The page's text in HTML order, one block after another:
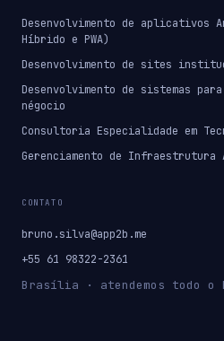
Desenvolvimento de aplicativos
Híbrido e PWA)
Desenvolvimento de sites
Desenvolvimento de sistemas
négocio
Consultoria Especialidade em
Gerenciamento de Infraestrutura
CONTATO
bruno.silva@app2b.me
+55 61 98322-2361
Brasília · atendemos todo